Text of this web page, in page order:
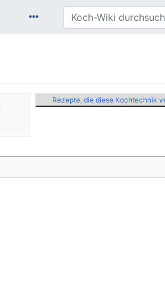
Rezepte, die diese Kochtechnik